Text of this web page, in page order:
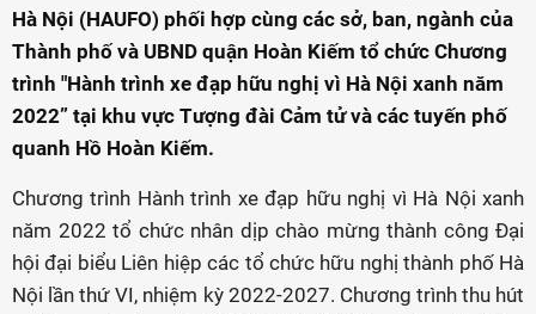
Hà Nội (HAUFO) phối hợp cùng các sở, ban, ngành của
Thành phố và UBND quận Hoàn Kiếm tổ chức Chương
trình "Hành trình xe đạp hữu nghị vì Hà Nội xanh năm
2022” tại khu vực Tượng đài Cảm tử và các tuyến phố
quanh Hồ Hoàn Kiếm.
Chương trình Hành trình xe đạp hữu nghị vì Hà Nội xanh
năm 2022 tổ chức nhân dịp chào mừng thành công Đại
hội đại biểu Liên hiệp các tổ chức hữu nghị thành phố Hà
Nội lần thứ VI, nhiệm kỳ 2022-2027. Chương trình thu hút